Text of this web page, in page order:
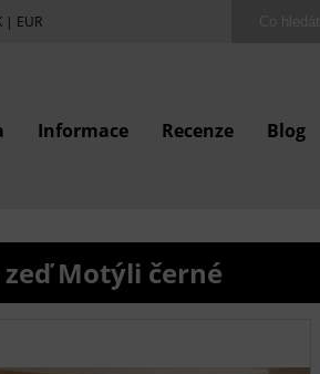
| EUR
Informace Recenze Blog
Motýli černé